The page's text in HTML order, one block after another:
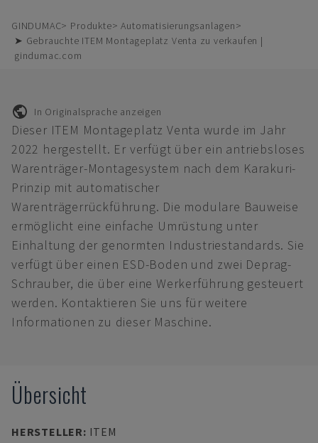
GINDUMAC Produkte
Automatisierungsanlagen
➤ Gebrauchte ITEM Montageplatz Venta zu verkaufen |
gindumac.com
In Originalsprache anzeigen
Dieser ITEM Montageplatz Venta wurde im Jahr
2022 hergestellt. Er verfügt über ein antriebsloses
Warenträger-Montagesystem nach dem Karakuri-
Prinzip mit automatischer
Warenträgerrückführung. Die modulare Bauweise
ermöglicht eine einfache Umrüstung unter
Einhaltung der genormten Industriestandards. Sie
verfügt über einen ESD-Boden und zwei Deprag-
Schrauber, die über eine Werkerführung gesteuert
werden. Kontaktieren Sie uns für weitere
Informationen zu dieser Maschine.
Übersicht
HERSTELLER: ITEM